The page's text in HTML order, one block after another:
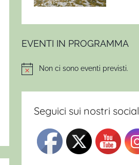
EVENTI IN PROGRAMMA
NoticeNon ci sono eventi previsti.
Seguici sui nostri social